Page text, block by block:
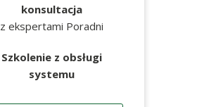
konsultacja
z ekspertami Poradni
Szkolenie z obsługi
systemu